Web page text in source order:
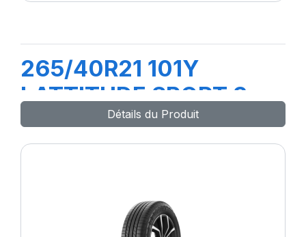
265/40R21 101Y
LATTITUDE SPORT 3
(N0)
Détails du Produit